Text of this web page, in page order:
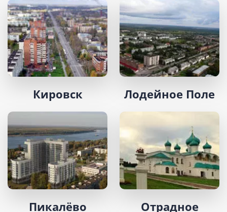
Кировск Лодейное Поле
Пикалёво Отрадное